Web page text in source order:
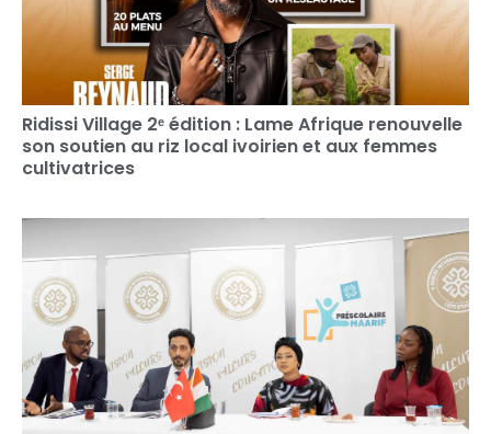
Ridissi Village 2ᵉ édition : Lame Afrique renouvelle
son soutien au riz local ivoirien et aux femmes
cultivatrices